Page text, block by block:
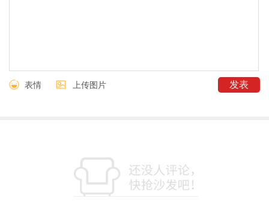
表情 上传图片